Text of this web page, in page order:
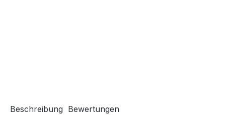
Beschreibung Bewertungen